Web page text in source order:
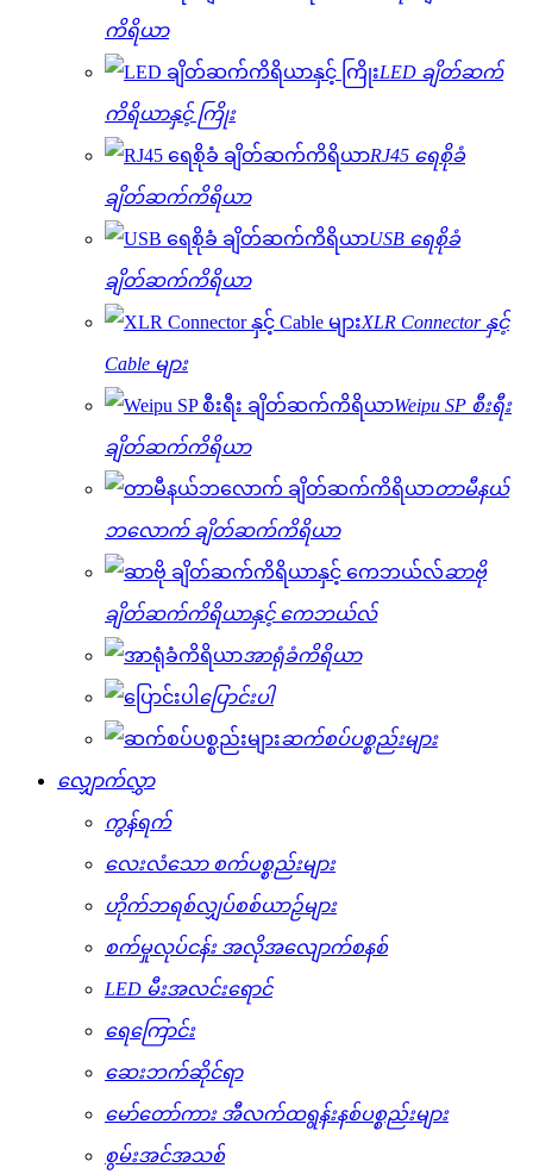
ကိရိယာ
LED ချိတ်ဆက်
ကိရိယာနှင့် ကြိုး
RJ45 ရေစိုခံ
ချိတ်ဆက်ကိရိယာ
USB ရေစိုခံ
ချိတ်ဆက်ကိရိယာ
XLR Connector နှင့်
Cable များ
Weipu SP စီးရီး
ချိတ်ဆက်ကိရိယာ
တာမီနယ်
ဘလောက် ချိတ်ဆက်ကိရိယာ
ဆာဗို
ချိတ်ဆက်ကိရိယာနှင့် ကေဘယ်လ်
အာရုံခံကိရိယာ
ပြောင်းပါ
ဆက်စပ်ပစ္စည်းများ
လျှောက်လွှာ
ကွန်ရက်
လေးလံသော စက်ပစ္စည်းများ
ဟိုက်ဘရစ်လျှပ်စစ်ယာဉ်များ
စက်မှုလုပ်ငန်း အလိုအလျောက်စနစ်
LED မီးအလင်းရောင်
ရေကြောင်း
ဆေးဘက်ဆိုင်ရာ
မော်တော်ကား အီလက်ထရွန်းနစ်ပစ္စည်းများ
စွမ်းအင်အသစ်